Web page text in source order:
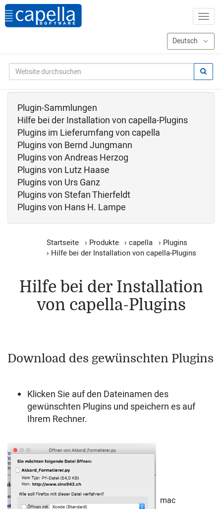
Plugin-Sammlungen
Hilfe bei der Installation von capella-Plugins
Plugins im Lieferumfang von capella
Plugins von Bernd Jungmann
Plugins von Andreas Herzog
Plugins von Lutz Haase
Plugins von Urs Ganz
Plugins von Stefan Thierfeldt
Plugins von Hans H. Lampe
Startseite › Produkte › capella › Plugins
› Hilfe bei der Installation von capella-Plugins
Hilfe bei der Installation
von capella-Plugins
Download des gewünschten Plugins
Klicken Sie auf den Dateinamen des
gewünschten Plugins und speichern es auf
Ihrem Rechner.
mac